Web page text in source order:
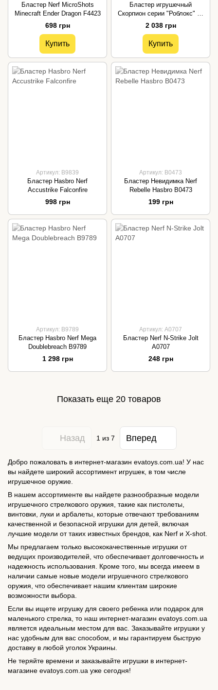
Бластер Nerf MicroShots
Minecraft Ender Dragon F4423
698 грн
Купить
Бластер игрушечный
Скорпион серии "Роблокс" от
Nerf
2 038 грн
Купить
Артикул: B9839
Бластер Hasbro Nerf
Accustrike Falconfire
998 грн
Артикул: B0473
Бластер Невидимка Nerf
Rebelle Hasbro B0473
199 грн
Артикул: B9789
Бластер Hasbro Nerf Mega
Doublebreach B9789
1 298 грн
Артикул: A0707
Бластер Nerf N-Strike Jolt
A0707
248 грн
Показать еще 20 товаров
Назад 1из 7 Вперед
Добро пожаловать в интернет-магазин evatoys.com.ua! У нас
вы найдете широкий ассортимент игрушек, в том числе
игрушечное оружие.
В нашем ассортименте вы найдете разнообразные модели
игрушечного стрелкового оружия, такие как пистолеты,
винтовки, луки и арбалеты, которые отвечают требованиям
качественной и безопасной игрушки для детей, включая
лучшие модели от таких известных брендов, как Nerf и X-shot.
Мы предлагаем только высококачественные игрушки от
ведущих производителей, что обеспечивает долговечность и
надежность использования. Кроме того, мы всегда имеем в
наличии самые новые модели игрушечного стрелкового
оружия, что обеспечивает нашим клиентам широкие
возможности выбора.
Если вы ищете игрушку для своего ребенка или подарок для
маленького стрелка, то наш интернет-магазин evatoys.com.ua
является идеальным местом для вас. Заказывайте игрушки у
нас удобным для вас способом, и мы гарантируем быструю
доставку в любой уголок Украины.
Не теряйте времени и заказывайте игрушки в интернет-
магазине evatoys.com.ua уже сегодня!